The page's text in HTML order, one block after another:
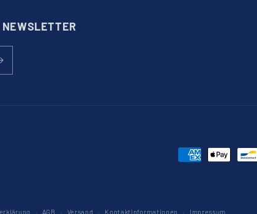
NEWSLETTER
Zahlungsmethoden
AGB Versand Kontaktinformationen Impressum